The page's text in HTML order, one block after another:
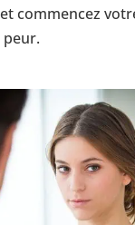
commencez
peur.